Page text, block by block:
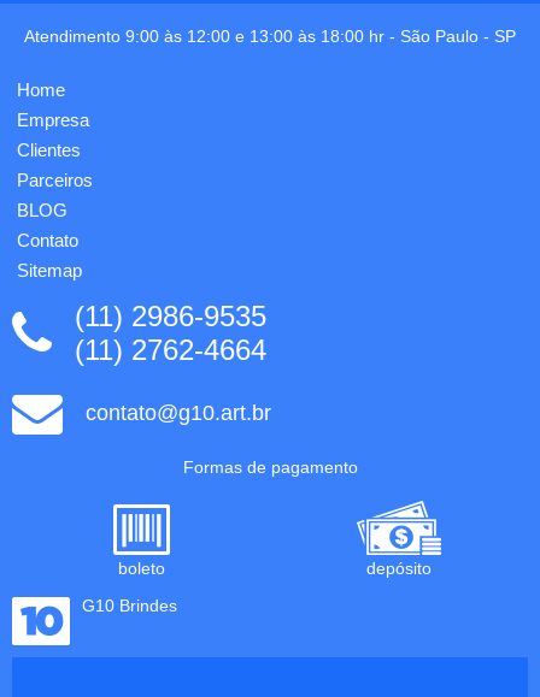
alças de
75 cm.
100
mm.
Personalização
em 1
cor (1
lado) já
no
centro
Atendimento 9:00 às 12:00 e 13:00 às 18:00 hr - São Paulo - SP
Home
Empresa
Clientes
Parceiros
BLOG
Contato
Sitemap
(11) 2986-9535
(11) 2762-4664
contato@g10.art.br
Formas de pagamento
boleto
depósito
G10 Brindes